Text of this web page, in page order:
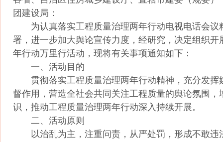
团建设局：
为认真落实工程质量治理两年行动电视电话会议
署，进一步加大舆论宣传力度，经研究，决定组织开
年行动万里行活动，现将有关事项通知如下：
一、活动目的
贯彻落实工程质量治理两年行动精神，充分发挥
督作用，营造全社会共同关注工程质量的舆论氛围，
识，推动工程质量治理两年行动深入持续开展。
二、活动原则
以治乱为主，注重问责，从严处罚，形成不敢违